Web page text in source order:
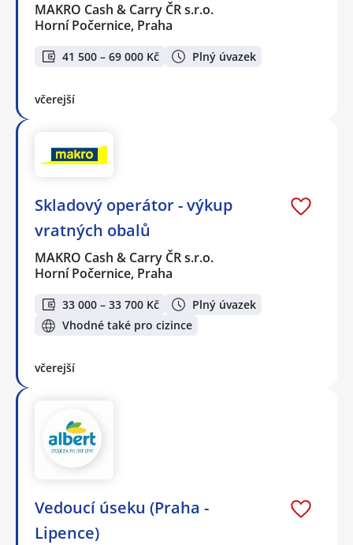
MAKRO Cash & Carry ČR s.r.o.
Horní Počernice, Praha
41 500 – 69 000 Kč Plný úvazek
včerejší
Skladový operátor - výkup
vratných obalů
MAKRO Cash & Carry ČR s.r.o.
Horní Počernice, Praha
33 000 – 33 700 Kč
Plný úvazek
Vhodné také pro cizince
včerejší
Vedoucí úseku (Praha -
Lipence)